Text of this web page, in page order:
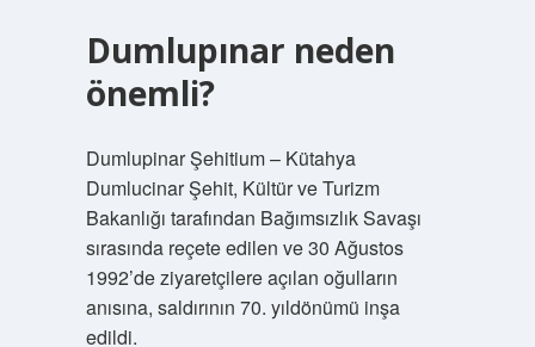
Dumlupınar neden
önemli?
Dumlupinar Şehitium – Kütahya
Dumlucinar Şehit, Kültür ve Turizm
Bakanlığı tarafından Bağımsızlık Savaşı
sırasında reçete edilen ve 30 Ağustos
1992’de ziyaretçilere açılan oğulların
anısına, saldırının 70. yıldönümü inşa
edildi.